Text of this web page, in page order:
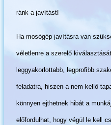
ránk a javítást!
Ha mosógép javításra van
véletlenre a szerelő
leggyakorlottabb, legprofibb
feladatra, hiszen a nem kellő
könnyen ejthetnek hibát a
előfordulhat, hogy végül le kell